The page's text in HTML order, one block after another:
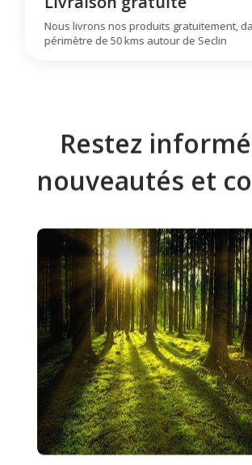
Nous livrons nos produits gratuitement,
périmètre de 50 kms autour de Seclin
Restez
nouveautés et